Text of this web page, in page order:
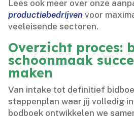
Lees ook meer over onze
productiebedrijven voor
veeleisende sectoren.​
Overzicht proces:
schoonmaak
maken
Van intake tot definitief
stappenplan waar jij volledig
bodboek ontwikkelen we